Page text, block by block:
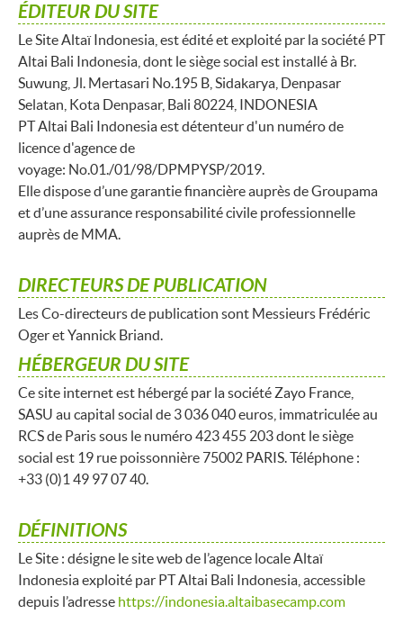
ÉDITEUR DU SITE
Le Site Altaï Indonesia, est édité et exploité par la société PT
Altai Bali Indonesia, dont le siège social est installé à Br.
Suwung, Jl. Mertasari No.195 B, Sidakarya, Denpasar
Selatan, Kota Denpasar, Bali 80224, INDONESIA
PT Altai Bali Indonesia est détenteur d'un numéro de
licence d'agence de
voyage: No.01./01/98/DPMPYSP/2019.
Elle dispose d’une garantie financière auprès de Groupama
et d’une assurance responsabilité civile professionnelle
auprès de MMA.
DIRECTEURS DE PUBLICATION
Les Co-directeurs de publication sont Messieurs Frédéric
Oger et Yannick Briand.
HÉBERGEUR DU SITE
Ce site internet est hébergé par la société Zayo France,
SASU au capital social de 3 036 040 euros, immatriculée au
RCS de Paris sous le numéro 423 455 203 dont le siège
social est 19 rue poissonnière 75002 PARIS. Téléphone :
+33 (0)1 49 97 07 40.
DÉFINITIONS
Le Site : désigne le site web de l’agence locale Altaï
Indonesia exploité par PT Altai Bali Indonesia, accessible
depuis l’adresse https://indonesia.altaibasecamp.com